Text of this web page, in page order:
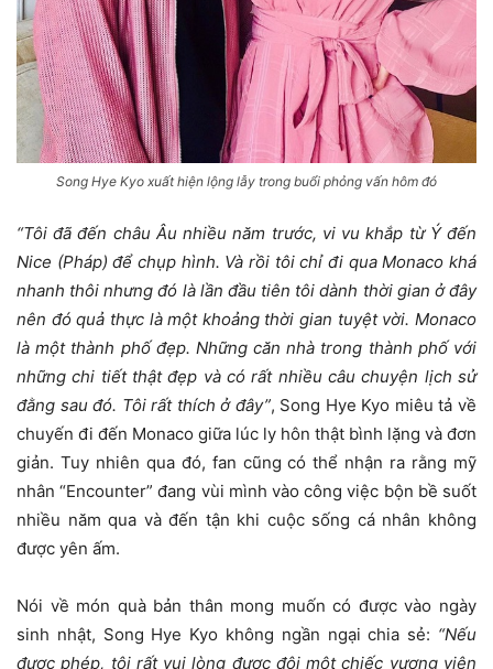
Song Hye Kyo xuất hiện lộng lẫy trong buổi phỏng vấn hôm đó
“Tôi đã đến châu Âu nhiều năm trước, vi vu khắp từ Ý đến
Nice (Pháp) để chụp hình. Và rồi tôi chỉ đi qua Monaco khá
nhanh thôi nhưng đó là lần đầu tiên tôi dành thời gian ở đây
nên đó quả thực là một khoảng thời gian tuyệt vời. Monaco
là một thành phố đẹp. Những căn nhà trong thành phố với
những chi tiết thật đẹp và có rất nhiều câu chuyện lịch sử
đằng sau đó. Tôi rất thích ở đây”, Song Hye Kyo miêu tả về
chuyến đi đến Monaco giữa lúc ly hôn thật bình lặng và đơn
giản. Tuy nhiên qua đó, fan cũng có thể nhận ra rằng mỹ
nhân “Encounter” đang vùi mình vào công việc bộn bề suốt
nhiều năm qua và đến tận khi cuộc sống cá nhân không
được yên ấm.
Nói về món quà bản thân mong muốn có được vào ngày
sinh nhật, Song Hye Kyo không ngần ngại chia sẻ: “Nếu
được phép, tôi rất vui lòng được đội một chiếc vương viện